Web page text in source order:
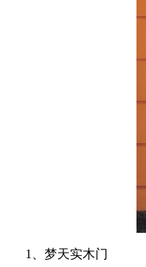
1、梦天实木门